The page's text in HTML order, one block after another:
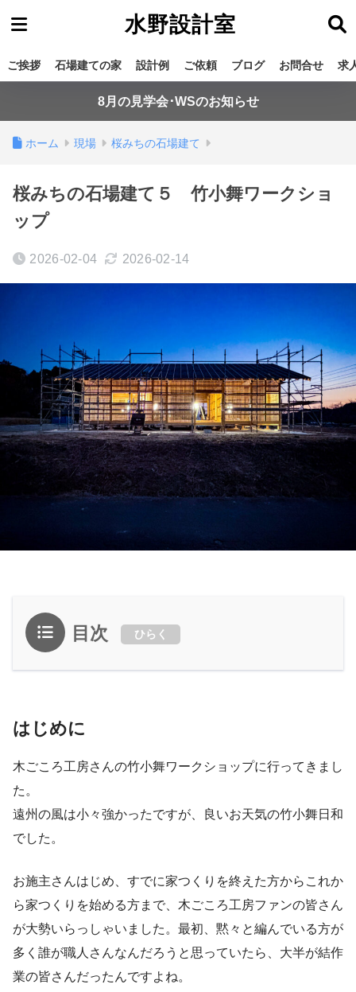
水野設計室
ご挨拶 石場建ての家 設計例 ご依頼 ブログ お問合せ 求
8月の見学会･WSのお知らせ
ホーム 現場 桜みちの石場建て
桜みちの石場建て５ 竹小舞ワークショ
ップ
2026-02-04 2026-02-14
目次 ひらく
はじめに
木ごころ工房さんの竹小舞ワークショップに行ってきまし
た。
遠州の風は小々強かったですが、良いお天気の竹小舞日和
でした。
お施主さんはじめ、すでに家つくりを終えた方からこれか
ら家つくりを始める方まで、木ごころ工房ファンの皆さん
が大勢いらっしゃいました。最初、黙々と編んでいる方が
多く誰が職人さんなんだろうと思っていたら、大半が結作
業の皆さんだったんですよね。